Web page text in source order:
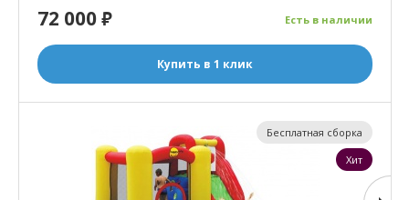
Есть в наличии
72 000₽
Купить в 1 клик
Бесплатная сборка
Хит